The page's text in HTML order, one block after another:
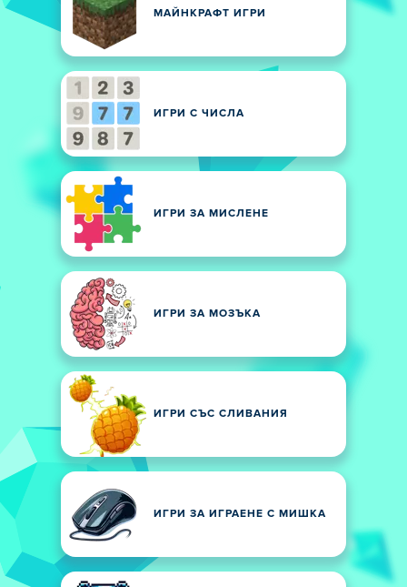
МАЙНКРАФТ ИГРИ
ИГРИ С ЧИСЛА
ИГРИ ЗА МИСЛЕНЕ
ИГРИ ЗА МОЗЪКА
ИГРИ СЪС СЛИВАНИЯ
ИГРИ ЗА ИГРАЕНЕ С МИШКА